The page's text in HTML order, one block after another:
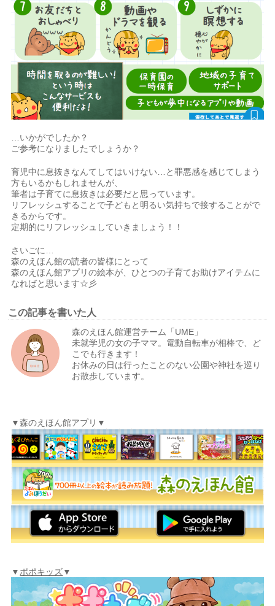
…いかがでしたか？
ご参考になりましたでしょうか？
育児中に息抜きなんてしてはいけない…と罪悪感を感じてしまう
方もいるかもしれませんが、
筆者は子育てに息抜きは必要だと思っています。
リフレッシュすることで子どもと明るい気持ちで接することがで
きるからです。
定期的にリフレッシュしていきましょう！！
さいごに…
森のえほん館の読者の皆様にとって
森のえほん館アプリの絵本が、ひとつの子育てお助けアイテムに
なればと思います☆彡
この記事を書いた人
森のえほん館運営チーム「UME」
未就学児の女の子ママ。電動自転車が相棒で、ど
こでも行きます！
お休みの日は行ったことのない公園や神社を巡り
お散歩しています。
▼森のえほん館アプリ▼
▼ ポポキッズ▼